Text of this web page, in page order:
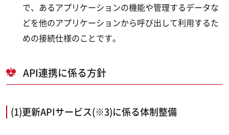
で、あるアプリケーションの機能や管理するデータな
どを他のアプリケーションから呼び出して利用するた
めの接続仕様のことです。
API連携に係る方針
(1)更新APIサービス(※3)に係る体制整備